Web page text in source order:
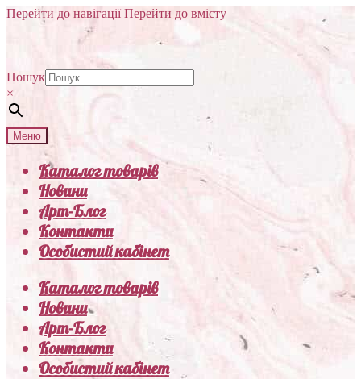
Перейти до навігації Перейти до вмісту
Пошук
×
Меню
Каталог товарів
Новини
Арт-Блог
Контакти
Особистий кабінет
Каталог товарів
Новини
Арт-Блог
Контакти
Особистий кабінет